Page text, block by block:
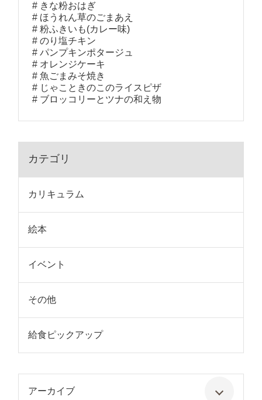
きな粉おはぎ
ほうれん草のごまあえ
粉ふきいも(カレー味)
のり塩チキン
パンプキンポタージュ
オレンジケーキ
魚ごまみそ焼き
じゃこときのこのライスピザ
ブロッコリーとツナの和え物
カテゴリ
カリキュラム
絵本
イベント
その他
給食ピックアップ
アーカイブ